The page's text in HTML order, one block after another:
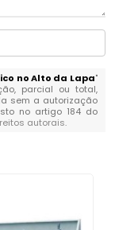
no Alto da Lapa"
parcial ou total,
sem a autorização
no artigo 184 do
autorais.